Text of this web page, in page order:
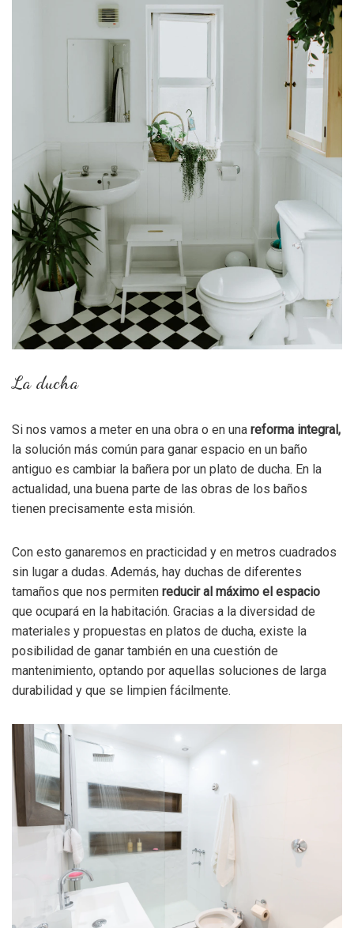
La ducha
Si nos vamos a meter en una obra o en una reforma integral,
la solución más común para ganar espacio en un baño
antiguo es cambiar la bañera por un plato de ducha. En la
actualidad, una buena parte de las obras de los baños
tienen precisamente esta misión.
Con esto ganaremos en practicidad y en metros cuadrados
sin lugar a dudas. Además, hay duchas de diferentes
tamaños que nos permiten reducir al máximo el espacio
que ocupará en la habitación. Gracias a la diversidad de
materiales y propuestas en platos de ducha, existe la
posibilidad de ganar también en una cuestión de
mantenimiento, optando por aquellas soluciones de larga
durabilidad y que se limpien fácilmente.